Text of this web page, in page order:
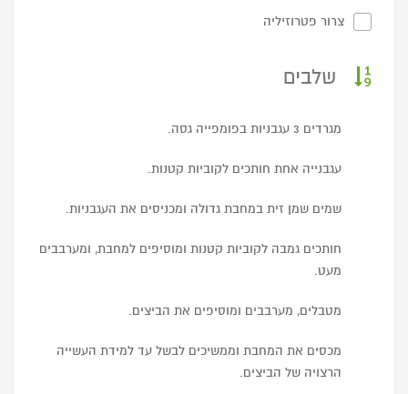
צרור פטרוזיליה
שלבים
מגרדים 3 עגבניות בפומפייה גסה.
עגבנייה אחת חותכים לקוביות קטנות.
שמים שמן זית במחבת גדולה ומכניסים את העגבניות.
חותכים גמבה לקוביות קטנות ומוסיפים למחבת, ומערבבים
מעט.
מטבלים, מערבבים ומוסיפים את הביצים.
מכסים את המחבת וממשיכים לבשל עד למידת העשייה
הרצויה של הביצים.